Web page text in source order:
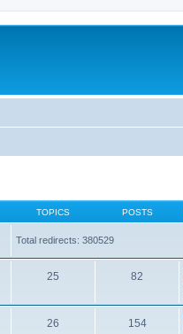
TOPICS POSTS
Total redirects: 380529
25 82
26 154